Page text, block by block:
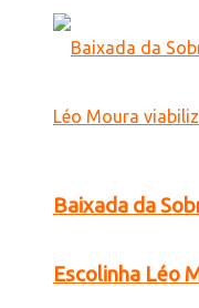
Baixada da
Escolinha Léo